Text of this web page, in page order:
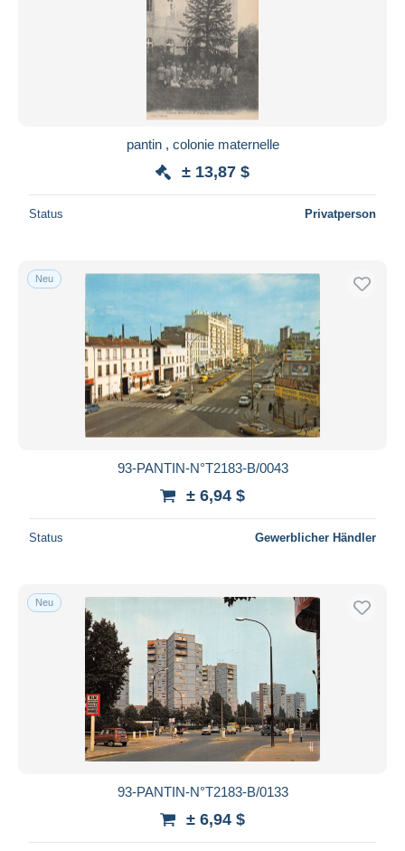
pantin , colonie maternelle
± 13,87 $
Status Privatperson
Neu
93-PANTIN-N°T2183-B/0043
± 6,94 $
Status Gewerblicher Händler
Neu
93-PANTIN-N°T2183-B/0133
± 6,94 $